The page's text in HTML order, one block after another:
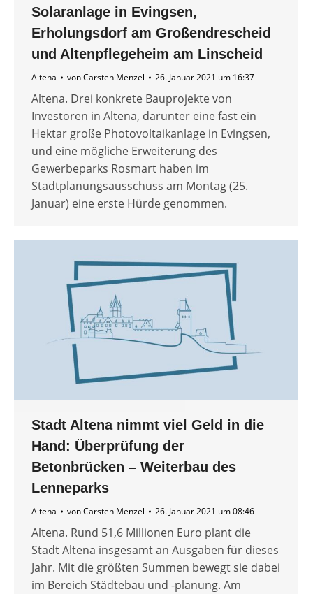
Solaranlage in Evingsen,
Erholungsdorf am Großendrescheid
und Altenpflegeheim am Linscheid
Altena vonCarsten Menzel 26. Januar 2021 um 16:37
Altena. Drei konkrete Bauprojekte von
Investoren in Altena, darunter eine fast ein
Hektar große Photovoltaikanlage in Evingsen,
und eine mögliche Erweiterung des
Gewerbeparks Rosmart haben im
Stadtplanungsausschuss am Montag (25.
Januar) eine erste Hürde genommen.
Stadt Altena nimmt viel Geld in die
Hand: Überprüfung der
Betonbrücken – Weiterbau des
Lenneparks
Altena vonCarsten Menzel 26. Januar 2021 um 08:46
Altena. Rund 51,6 Millionen Euro plant die
Stadt Altena insgesamt an Ausgaben für dieses
Jahr. Mit die größten Summen bewegt sie dabei
im Bereich Städtebau und -planung. Am